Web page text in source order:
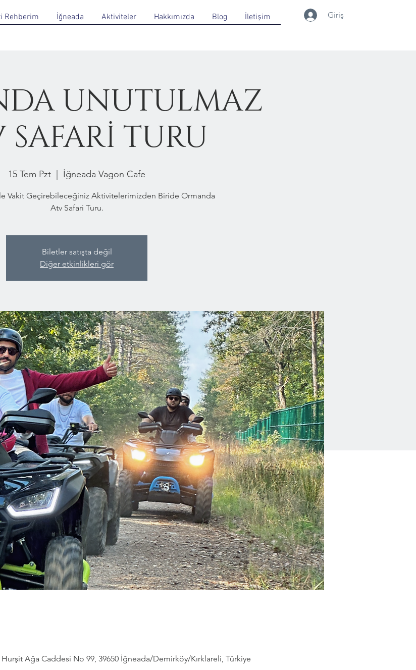
Rehberim İğneada Aktiviteler Hakkımızda Blog İletişim Giriş
UNUTULMAZ
SAFARİ TURU
15 Tem Pzt İğneada Vagon Cafe
Vakit Geçirebileceğiniz Aktivitelerimizden Biride Ormanda
Atv Safari Turu.
Biletler satışta değil
Diğer etkinlikleri gör
Ağa Caddesi No 99, 39650 İğneada/Demirköy/Kırklareli, Türkiye